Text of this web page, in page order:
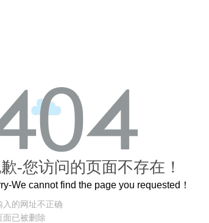
-您访问的页面不存在！
We cannot find the page you requested！
入的网址不正确
面已被删除